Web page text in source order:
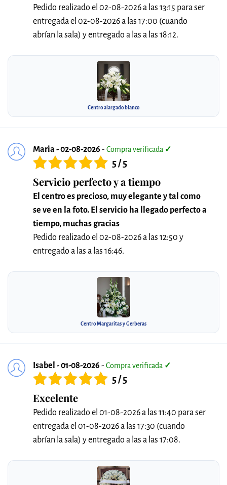
Pedido realizado el 02-08-2026 a las 13:15 para ser
entregada el 02-08-2026 a las 17:00 (cuando
abrían la sala) y entregado a las a las 18:12.
Centro alargado blanco
Maria - 02-08-2026 - Compra verificada ✓
5 / 5
Servicio perfecto y a tiempo
El centro es precioso, muy elegante y tal como
se ve en la foto. El servicio ha llegado perfecto a
tiempo, muchas gracias
Pedido realizado el 02-08-2026 a las 12:50 y
entregado a las a las 16:46.
Centro Margaritas y Gerberas
Isabel - 01-08-2026 - Compra verificada ✓
5 / 5
Excelente
Pedido realizado el 01-08-2026 a las 11:40 para ser
entregada el 01-08-2026 a las 17:30 (cuando
abrían la sala) y entregado a las a las 17:08.